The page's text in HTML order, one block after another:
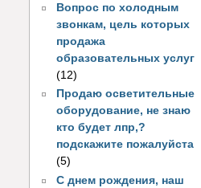
Вопрос по холодным
звонкам, цель которых
продажа
образовательных услуг
(12)
Продаю осветительные
оборудование, не знаю
кто будет лпр,?
подскажите пожалуйста
(5)
С днем рождения, наш